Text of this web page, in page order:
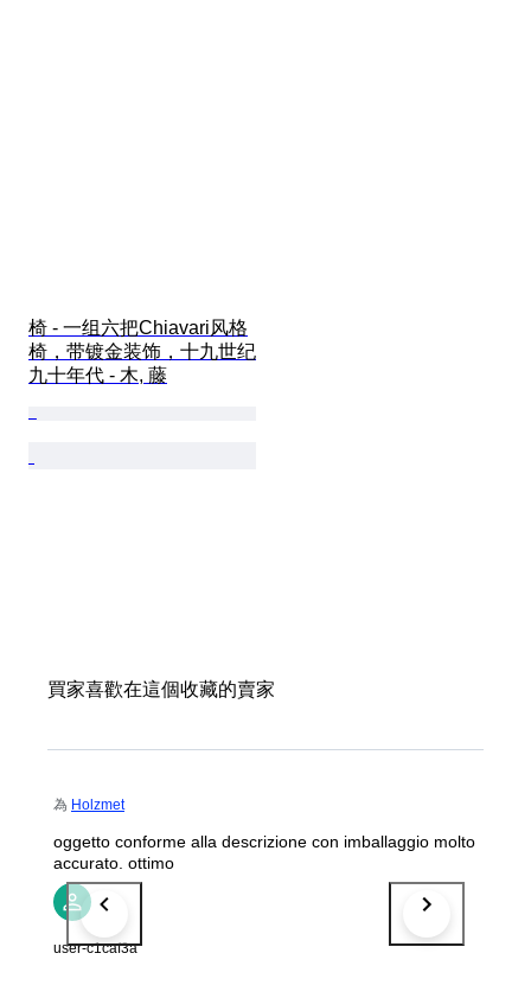
椅 - 一组六把Chiavari风格
椅，带镀金装饰，十九世纪
九十年代 - 木, 藤
買家喜歡在這個收藏的賣家
為 Holzmet
oggetto conforme alla descrizione con imballaggio molto
accurato. ottimo
user-c1caf3a